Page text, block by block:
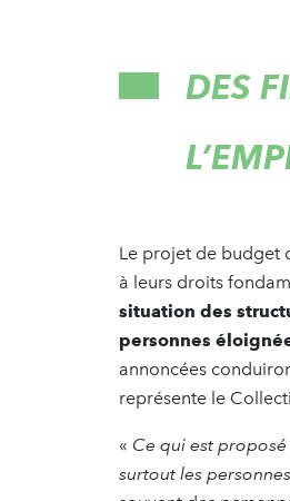
DES
Le projet de budget
à leurs droits
situation des
personnes
annoncées
représente le
« Ce qui est
surtout les